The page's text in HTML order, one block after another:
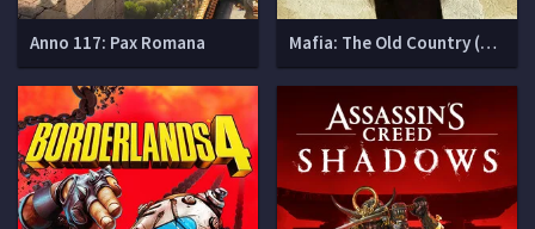
Anno 117: Pax Romana Mafia: The Old Country (Мафия 4)